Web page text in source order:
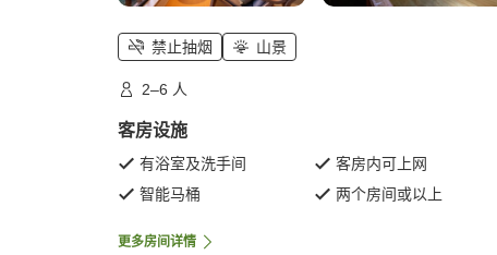
禁止抽烟 山景
2–6 人
客房设施
有浴室及洗手间
客房内可上网
智能马桶
两个房间或以上
更多房间详情